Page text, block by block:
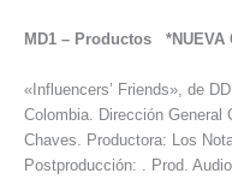
MD1 – Productos *NUEVA
«Influencers’ Friends», de
Colombia. Dirección General
Chaves. Productora: Los
Postproducción: . Prod.